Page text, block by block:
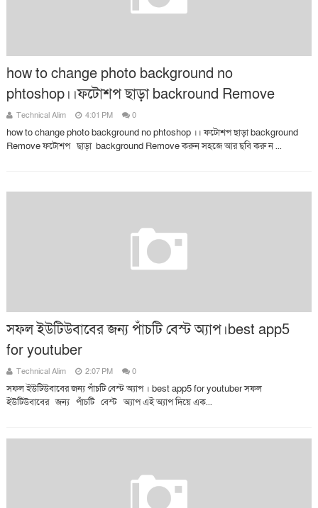
how to change photo background no
phtoshop।।ফটোশপ ছাড়া backround Remove
Technical Alim 4:01 PM 0
how to change photo background no phtoshop ।। ফটোশপ ছাড়া background
Remove ফটোশপ ছাড়া background Remove করুন সহজে আর ছবি করু ন ...
সফল ইউটিউবাবের জন্য পাঁচটি বেস্ট অ্যাপ।best app5
for youtuber
Technical Alim 2:07 PM 0
সফল ইউটিউবাবের জন্য পাঁচটি বেস্ট অ্যাপ । best app5 for youtuber সফল
ইউটিউবাবের জন্য পাঁচটি বেস্ট অ্যাপ এই অ্যাপ দিয়ে এক...